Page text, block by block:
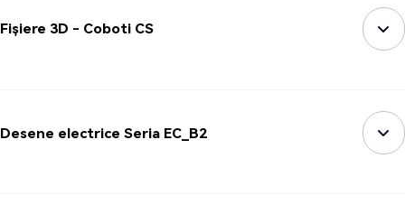
Fișiere 3D - Coboti CS
Desene electrice Seria EC_B2